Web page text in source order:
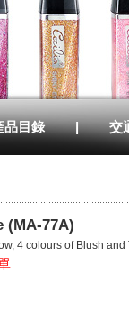
品目錄 | 交
(MA-77A)
4 colours of Blush and